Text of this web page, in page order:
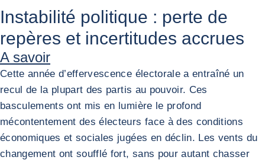
Instabilité politique : perte de
repères et incertitudes accrues
A savoir
Cette année d’effervescence électorale a entraîné un
recul de la plupart des partis au pouvoir. Ces
basculements ont mis en lumière le profond
mécontentement des électeurs face à des conditions
économiques et sociales jugées en déclin. Les vents du
changement ont soufflé fort, sans pour autant chasser